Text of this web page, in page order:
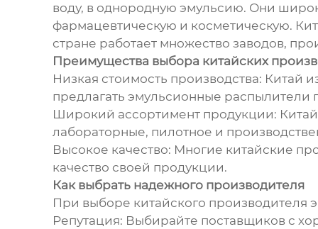
воду, в однородную эмульсию. Они
фармацевтическую и косметическую.
стране работает множество заводов,
Преимущества выбора китайских
Низкая стоимость производства: Китай
предлагать эмульсионные распылители
Широкий ассортимент продукции:
лабораторные, пилотное и
Высокое качество: Многие китайские
качество своей продукции.
Как выбрать надежного производителя
При выборе китайского производителя
Репутация: Выбирайте поставщиков с